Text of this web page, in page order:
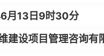
6月 13 日 9时30分
建设项目管理咨询有